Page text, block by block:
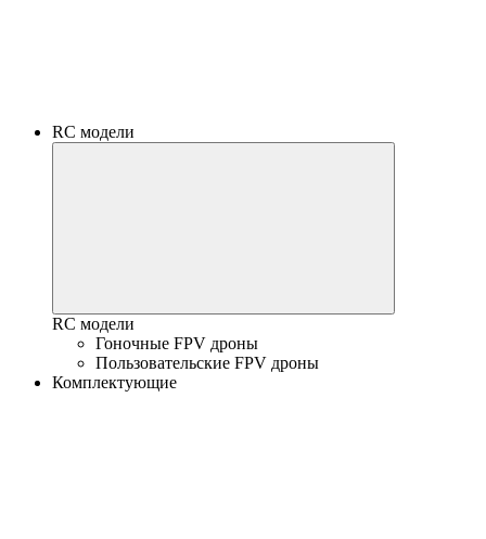
RC модели
RC модели
Гоночные FPV дроны
Пользовательские FPV дроны
Комплектующие